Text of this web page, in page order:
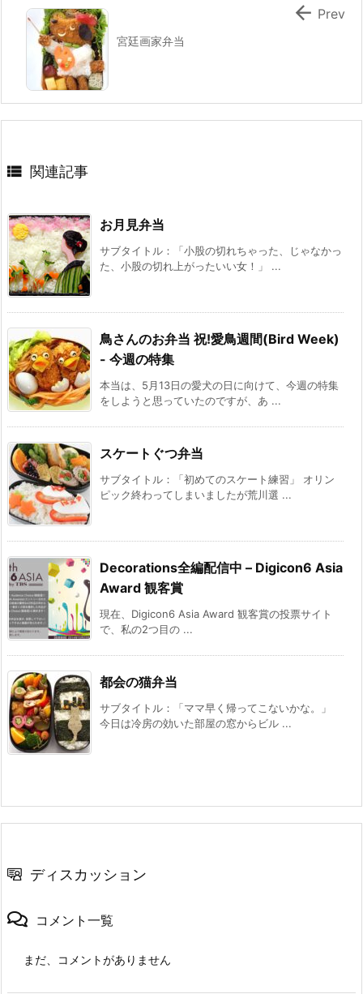
宮廷画家弁当
 Prev
 関連記事
お月見弁当
サブタイトル：「小股の切れちゃった、じゃなかっ
た、小股の切れ上がったいい女！」 ...
鳥さんのお弁当 祝!愛鳥週間(Bird Week)
- 今週の特集
本当は、5月13日の愛犬の日に向けて、今週の特集
をしようと思っていたのですが、あ ...
スケートぐつ弁当
サブタイトル：「初めてのスケート練習」 オリン
ピック終わってしまいましたが荒川選 ...
Decorations全編配信中 – Digicon6 Asia
Award 観客賞
現在、Digicon6 Asia Award 観客賞の投票サイト
で、私の2つ目の ...
都会の猫弁当
サブタイトル：「ママ早く帰ってこないかな。」
今日は冷房の効いた部屋の窓からビル ...
ディスカッション
コメント一覧
まだ、コメントがありません